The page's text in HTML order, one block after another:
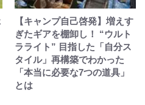
【キャンプ自己啓発】増えす
ぎたギアを棚卸し！ “ウルト
ラライト” 目指した「自分ス
タイル」再構築でわかった
「本当に必要な7つの道具」
とは